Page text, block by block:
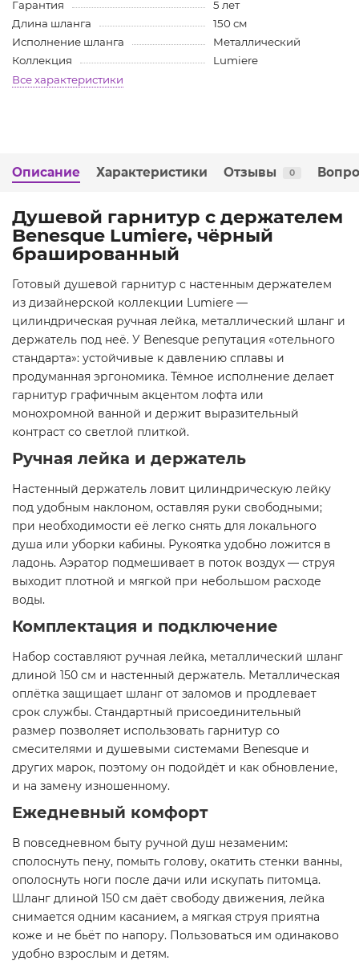
Гарантия
5 лет
Длина шланга
150 см
Исполнение шланга
Металлический
Коллекция
Lumiere
Все характеристики
Описание Характеристики Отзывы 0
Душевой гарнитур с держателем
Benesque Lumiere, чёрный
брашированный
Готовый душевой гарнитур с настенным держателем
из дизайнерской коллекции Lumiere —
цилиндрическая ручная лейка, металлический шланг и
держатель под неё. У Benesque репутация «отельного
стандарта»: устойчивые к давлению сплавы и
продуманная эргономика. Тёмное исполнение делает
гарнитур графичным акцентом лофта или
монохромной ванной и держит выразительный
контраст со светлой плиткой.
Ручная лейка и держатель
Настенный держатель ловит цилиндрическую лейку
под удобным наклоном, оставляя руки свободными;
при необходимости её легко снять для локального
душа или уборки кабины. Рукоятка удобно ложится в
ладонь. Аэратор подмешивает в поток воздух — струя
выходит плотной и мягкой при небольшом расходе
воды.
Комплектация и подключение
Набор составляют ручная лейка, металлический шланг
длиной 150 см и настенный держатель. Металлическая
оплётка защищает шланг от заломов и продлевает
срок службы. Стандартный присоединительный
размер позволяет использовать гарнитур со
смесителями и душевыми системами Benesque и
других марок, поэтому он подойдёт и как обновление,
и на замену изношенному.
Ежедневный комфорт
В повседневном быту ручной душ незаменим:
сполоснуть пену, помыть голову, окатить стенки ванны,
ополоснуть ноги после дачи или искупать питомца.
Шланг длиной 150 см даёт свободу движения, лейка
снимается одним касанием, а мягкая струя приятна
коже и не бьёт по напору. Пользоваться им одинаково
удобно взрослым и детям.